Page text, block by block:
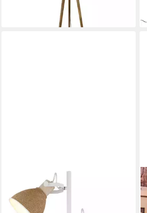
lieferbar - in 4-5 Werktagen bei dir
GLOBO LIGHTING
Stehlampe LYNDON, ohne
Leuchtmittel, Stehleuchte aus Holz &